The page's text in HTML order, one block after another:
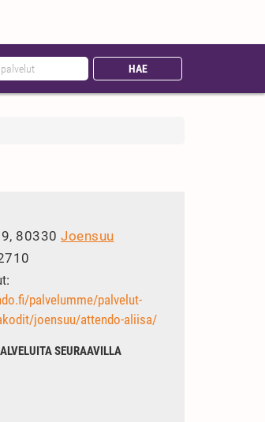
80330 Joensuu
palvelumme/palvelut-
joensuu/attendo-aliisa/
SEURAAVILLA